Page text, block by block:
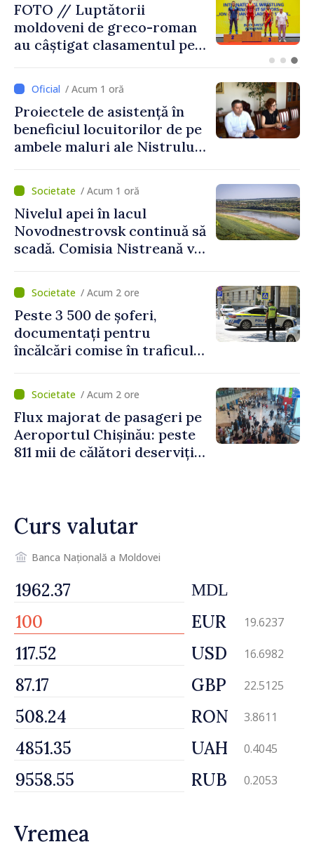
Alertă de călătorie în
Catania, după intensificarea
activității vulcanului Etna.
urmărească recomandările
autorităților italiene
/ Acum 1 oră
Proiectele de asistență în
beneficiul locuitorilor de pe
ambele maluri ale Nistrului
viceprim-ministrului cu
reprezentanta rezidentă a
PNUD în Republica Moldova,
Daniela Gasparikova
/ Acum 1 oră
Nivelul apei în lacul
Novodnestrovsk continuă să
scadă. Comisia Nistreană va
/ Acum 2 ore
Peste 3 500 de șoferi,
documentați pentru
încălcări comise în traficul
depășit limita de viteză
/ Acum 2 ore
Flux majorat de pasageri pe
Aeroportul Chișinău: peste
811 mii de călători deserviți
Curs valutar
Banca Națională a Moldovei
MDL
EUR 19.6237
USD 16.6982
GBP 22.5125
RON 3.8611
UAH 0.4045
RUB 0.2053
Vremea